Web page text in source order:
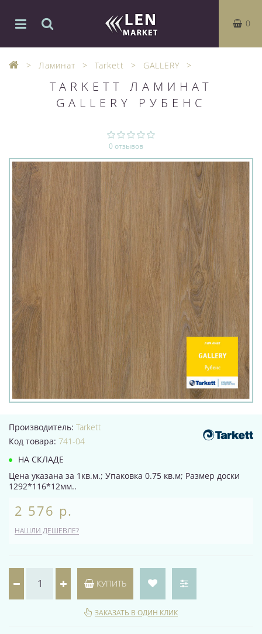
0
Ламинат Tarkett GALLERY
TARKETT ЛАМИНАТ
GALLERY РУБЕНС
0 отзывов
Производитель: Tarkett
Код товара: 741-04
НА СКЛАДЕ
Цена указана за 1кв.м.; Упаковка 0.75 кв.м; Размер доски
1292*116*12мм..
2 576 р.
НАШЛИ ДЕШЕВЛЕ?
КУПИТЬ
ЗАКАЗАТЬ В ОДИН КЛИК